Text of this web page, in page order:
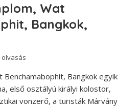
Wat
Bangkok,
olvasás
Bangkok egyik
első osztályú királyi kolostor,
vonzerő, a turisták Márvány